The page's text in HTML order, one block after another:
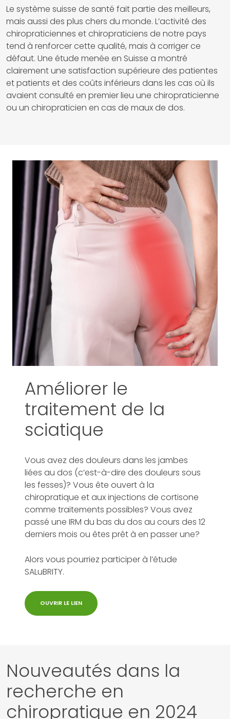
Le système suisse de santé fait partie des meilleurs,
mais aussi des plus chers du monde. L’activité des
chiropraticiennes et chiropraticiens de notre pays
tend à renforcer cette qualité, mais à corriger ce
défaut. Une étude menée en Suisse a montré
clairement une satisfaction supérieure des patientes
et patients et des coûts inférieurs dans les cas où ils
avaient consulté en premier lieu une chiropraticienne
ou un chiropraticien en cas de maux de dos.
Améliorer le
traitement de la
sciatique
Vous avez des douleurs dans les jambes
liées au dos (c’est-à-dire des douleurs sous
les fesses)? Vous ête ouvert à la
chiropratique et aux injections de cortisone
comme traitements possibles? Vous avez
passé une IRM du bas du dos au cours des 12
derniers mois ou êtes prêt à en passer une?
Alors vous pourriez participer à l’étude
SALuBRITY.
OUVRIR LE LIEN
Nouveautés dans la
recherche en
chiropratique en 2024